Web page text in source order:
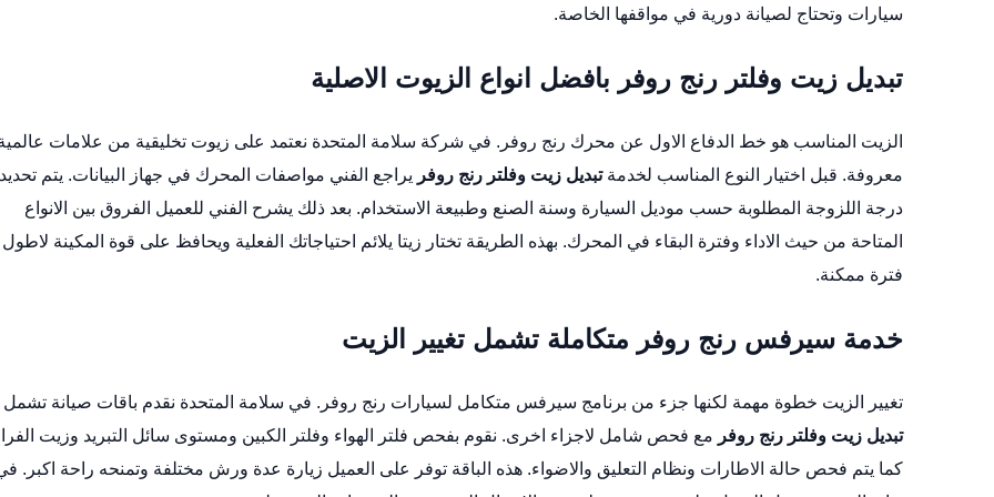
سيارات وتحتاج لصيانة دورية في مواقفها الخاصة.
تبديل زيت وفلتر رنج روفر بافضل انواع الزيوت الاصلية
الزيت المناسب هو خط الدفاع الاول عن محرك رنج روفر. في شركة سلامة المتحدة نعتمد على زيوت تخليقية من علامات
معروفة. قبل اختيار النوع المناسب لخدمةتبديل زيت وفلتر رنج روفر يراجع الفني مواصفات المحرك في جهاز البيانات. يتم تحديد
درجة اللزوجة المطلوبة حسب موديل السيارة وسنة الصنع وطبيعة الاستخدام. بعد ذلك يشرح الفني للعميل الفروق بين الانواع
المتاحة من حيث الاداء وفترة البقاء في المحرك. بهذه الطريقة تختار زيتا يلائم احتياجاتك الفعلية ويحافظ على قوة المكينة لاطول
فترة ممكنة.
خدمة سيرفس رنج روفر متكاملة تشمل تغيير الزيت
تغيير الزيت خطوة مهمة لكنها جزء من برنامج سيرفس متكامل لسيارات رنج روفر. في سلامة المتحدة نقدم باقات صيانة تشمل
تبديل زيت وفلتر رنج روفر مع فحص شامل لاجزاء اخرى. نقوم بفحص فلتر الهواء وفلتر الكبين ومستوى سائل التبريد وزيت
كما يتم فحص حالة الاطارات ونظام التعليق والاضواء. هذه الباقة توفر على العميل زيارة عدة ورش مختلفة وتمنحه راحة اكبر.